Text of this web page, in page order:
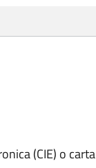
(CIE) o carta